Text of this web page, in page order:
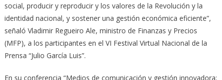
social, producir y reproducir y los valores de la Revolución y la
identidad nacional, y sostener una gestión económica eficiente”,
señaló Vladimir Regueiro Ale, ministro de Finanzas y Precios
(MFP), a los participantes en el VI Festival Virtual Nacional de la
Prensa “Julio García Luis”.
En su conferencia “Medios de comunicación y gestión innovadora: